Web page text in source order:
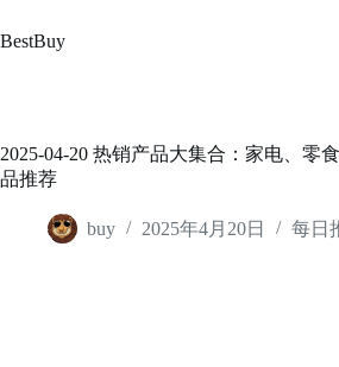
至
BestBuy
2025-04-20 热销产品大集合：家电、零
品推荐
buy 2025年4月20日 每日